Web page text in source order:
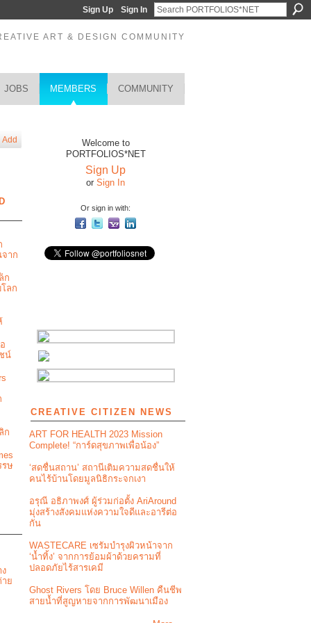
Sign Up Sign In
ART & DESIGN COMMUNITY
JOBS MEMBERS COMMUNITY
Add
าก
ก
ลก
น์
ก
รษ
ย
Welcome to
PORTFOLIOS*NET
Sign Up
or Sign In
Or sign in with:
CREATIVE CITIZEN NEWS
ART FOR HEALTH 2023 Mission
Complete! “การ์ดสุขภาพเพื่อน้อง”
‘สดชื่นสถาน’ สถานีเติมความสดชื่นให้
คนไร้บ้านโดยมูลนิธิกระจกเงา
อรุณี อธิภาพงศ์ ผู้ร่วมก่อตั้ง AriAround
มุ่งสร้างสังคมแห่งความใจดีและอารีต่อ
กัน
WASTECARE เซรัมบำรุงผิวหน้าจาก
‘น้ำทิ้ง’ จากการย้อมผ้าด้วยครามที่
ปลอดภัยไร้สารเคมี
Ghost Rivers โดย Bruce Willen คืนชีพ
สายน้ำที่สูญหายจากการพัฒนาเมือง